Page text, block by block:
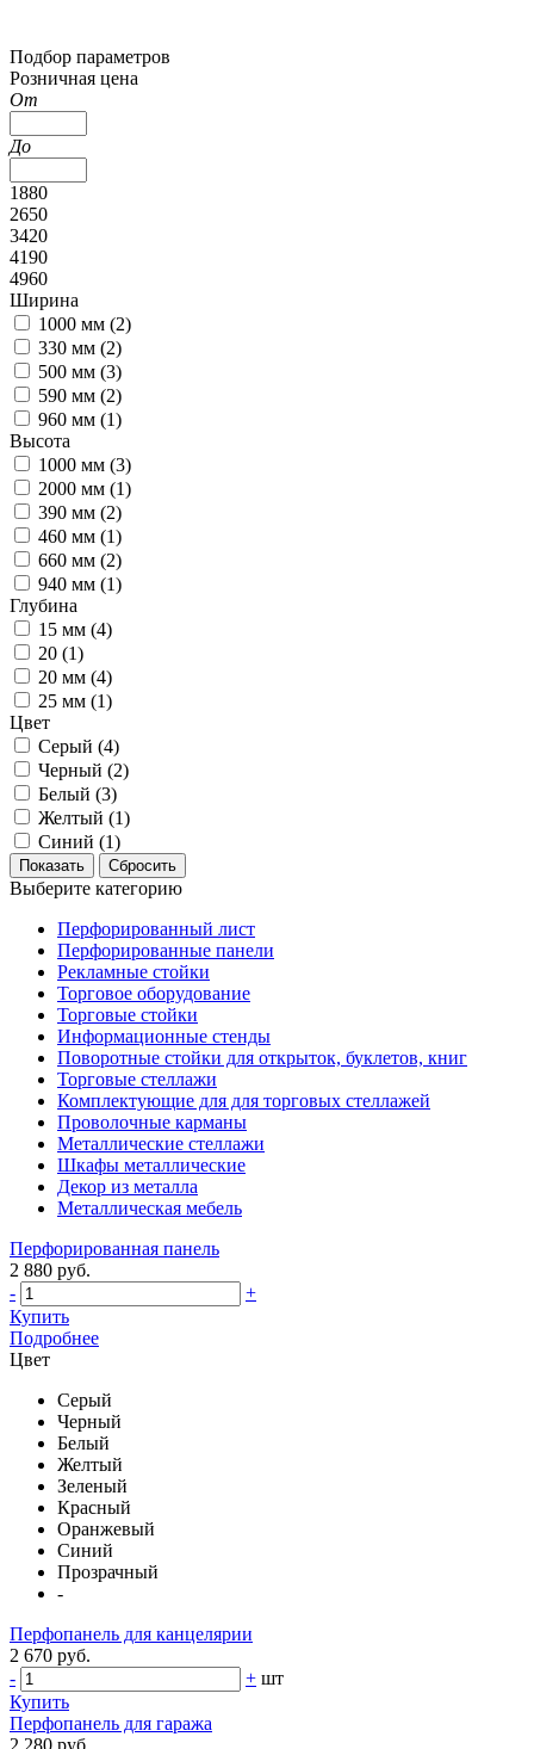
Подбор параметров
Розничная цена
От
До
1880
2650
3420
4190
4960
Ширина
1000 мм (2)
330 мм (2)
500 мм (3)
590 мм (2)
960 мм (1)
Высота
1000 мм (3)
2000 мм (1)
390 мм (2)
460 мм (1)
660 мм (2)
940 мм (1)
Глубина
15 мм (4)
20 (1)
20 мм (4)
25 мм (1)
Цвет
Серый (4)
Черный (2)
Белый (3)
Желтый (1)
Синий (1)
Выберите категорию
Перфорированный лист
Перфорированные панели
Рекламные стойки
Торговое оборудование
Торговые стойки
Информационные стенды
Поворотные стойки для открыток, буклетов, книг
Торговые стеллажи
Комплектующие для для торговых стеллажей
Проволочные карманы
Металлические стеллажи
Шкафы металлические
Декор из металла
Металлическая мебель
Перфорированная панель
2 880 руб.
-
+
Купить
Подробнее
Цвет
Серый
Черный
Белый
Желтый
Зеленый
Красный
Оранжевый
Синий
Прозрачный
-
Перфопанель для канцелярии
2 670 руб.
-
+ шт
Купить
Перфопанель для гаража
2 280 руб.